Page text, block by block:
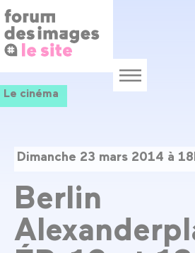
au
contenu
principal
Menu
Le cinéma
Dimanche 23 mars 2014 à
Berlin